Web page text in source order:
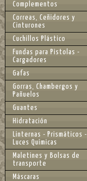
Complementos
Correas, Ceñidores y
Cinturones
Cuchillos Plástico
Fundas para Pistolas -
Cargadores
Gafas
Gorras, Chambergos y
Pañuelos
Guantes
Hidratación
Linternas - Prismáticos -
Luces Químicas
Maletines y Bolsas de
transporte
Máscaras